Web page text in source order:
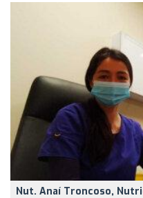
Nut. Anaí Troncoso,